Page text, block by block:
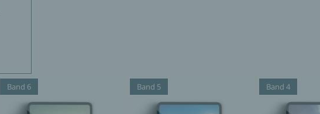
Band 6 Band 5 Band 4